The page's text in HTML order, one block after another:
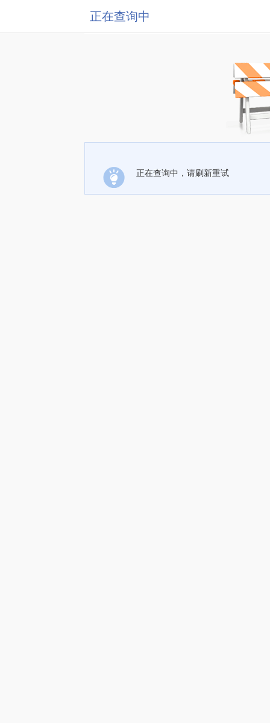
正在查询中
正在查询中，请刷新重试